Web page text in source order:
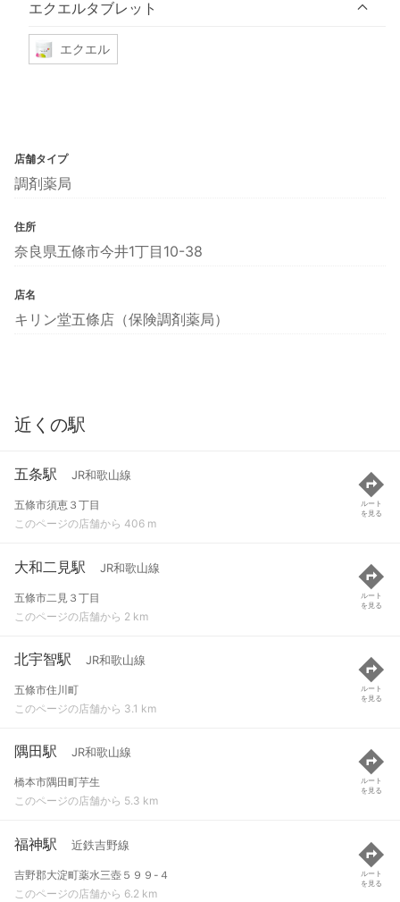
エクエルタブレット
エクエル
店舗タイプ
調剤薬局
住所
奈良県五條市今井1丁目10-38
店名
キリン堂五條店（保険調剤薬局）
近くの駅
五条駅 JR和歌山線
五條市須恵３丁目
このページの店舗から 406 m
ルート
を見る
大和二見駅 JR和歌山線
五條市二見３丁目
このページの店舗から 2 km
ルート
を見る
北宇智駅 JR和歌山線
五條市住川町
このページの店舗から 3.1 km
ルート
を見る
隅田駅 JR和歌山線
橋本市隅田町芋生
このページの店舗から 5.3 km
ルート
を見る
福神駅 近鉄吉野線
吉野郡大淀町薬水三壺５９９-４
このページの店舗から 6.2 km
ルート
を見る